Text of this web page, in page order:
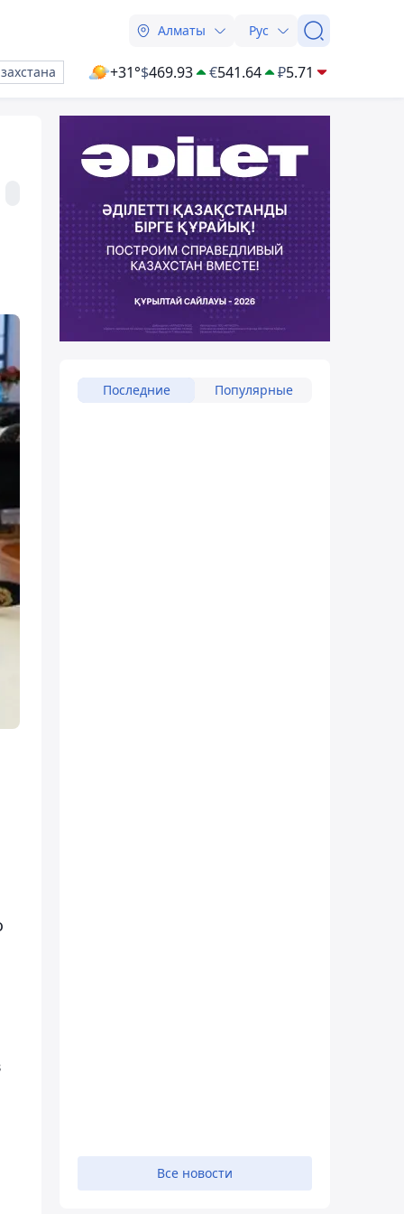
Алматы Рус
+31°$469.93 €541.64 ₽5.71
Последние Популярные
Все новости